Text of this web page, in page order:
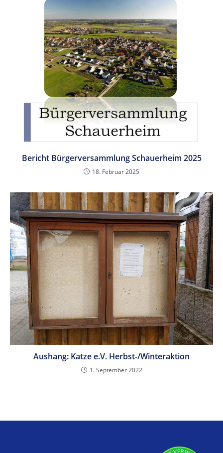
Bericht Bürgerversammlung Schauerheim 2025
18. Februar 2025
Aushang: Katze e.V. Herbst-/Winteraktion
1. September 2022